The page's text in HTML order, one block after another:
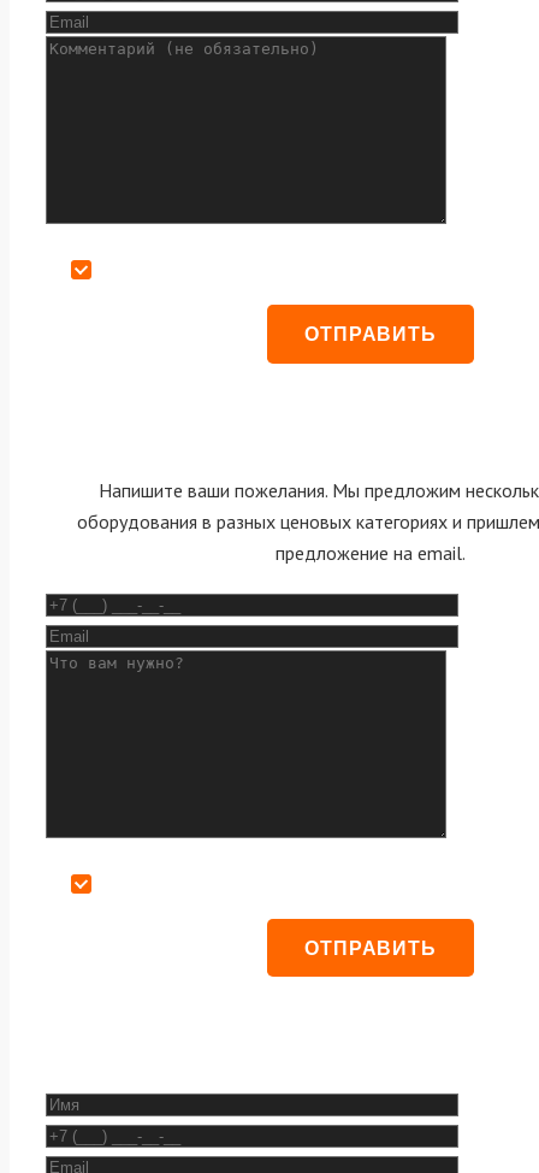
Напишите ваши пожелания. Мы предложим
оборудования в разных ценовых категориях и
предложение на email.